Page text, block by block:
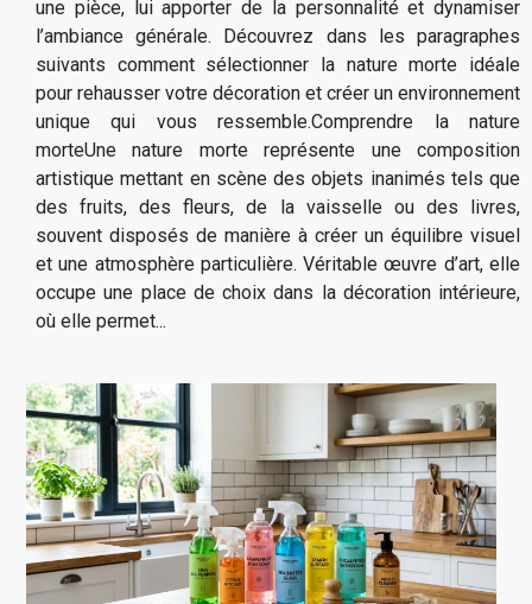
une pièce, lui apporter de la personnalité et dynamiser
l’ambiance générale. Découvrez dans les paragraphes
suivants comment sélectionner la nature morte idéale
pour rehausser votre décoration et créer un environnement
unique qui vous ressemble.Comprendre la nature
morteUne nature morte représente une composition
artistique mettant en scène des objets inanimés tels que
des fruits, des fleurs, de la vaisselle ou des livres,
souvent disposés de manière à créer un équilibre visuel
et une atmosphère particulière. Véritable œuvre d’art, elle
occupe une place de choix dans la décoration intérieure,
où elle permet...